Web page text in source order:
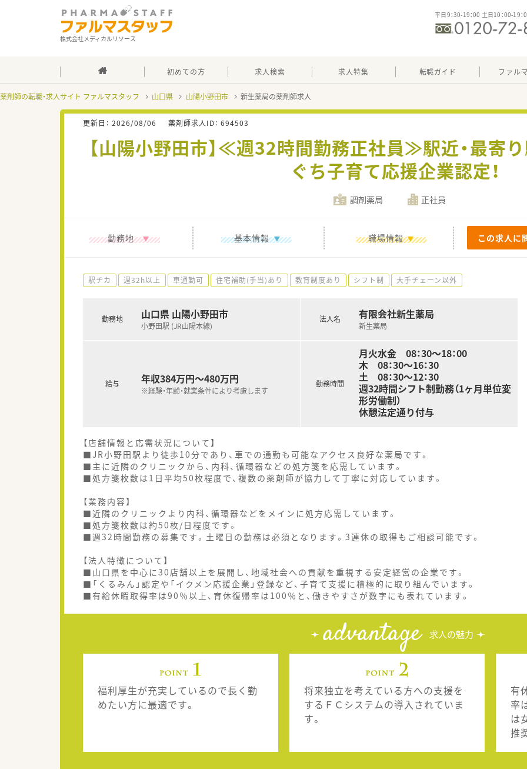
株式会社メディカルリソース
平日9：30-19：00 土日10：00-19：
初めての方 求人検索 求人特集 転職ガイド ファル
薬剤師の転職・求人サイト ファルマスタッフ 山口県 山陽小野田市 新生薬局の薬剤師求人
更新日： 2026/08/06 薬剤師求人ID： 694503
【山陽小野田市】≪週32時間勤務正社員≫駅近・最寄
ぐち子育て応援企業認定！
調剤薬局 正社員
勤務地 基本情報 職場情報 この求人に
駅チカ 週32h以上 車通勤可 住宅補助(手当)あり 教育制度あり シフト制 大手チェーン以外
勤務地 山口県 山陽小野田市
小野田駅 (JR山陽本線)
給与 年収384万円～480万円
※経験・年齢・就業条件により考慮します
法人名 有限会社新生薬局
新生薬局
勤務時間
月火水金 08：30～18：00
木 08：30～16：30
土 08：30～12：30
週32時間シフト制勤務（1ヶ月単位変
形労働制）
休憩法定通り付与
【店舗情報と応需状況について】
■JR小野田駅より徒歩10分であり、車での通勤も可能なアクセス良好な薬局です。
■主に近隣のクリニックから、内科、循環器などの処方箋を応需しています。
■処方箋枚数は1日平均50枚程度で、複数の薬剤師が協力して丁寧に対応しています。
【業務内容】
■近隣のクリニックより内科、循環器などをメインに処方応需しています。
■処方箋枚数は約50枚/日程度です。
■週32時間勤務の募集です。土曜日の勤務は必須となります。3連休の取得もご相談可能です。
【法人特徴について】
■山口県を中心に30店舗以上を展開し、地域社会への貢献を重視する安定経営の企業です。
■「くるみん」認定や「イクメン応援企業」登録など、子育て支援に積極的に取り組んでいます。
■有給休暇取得率は90％以上、育休復帰率は100％と、働きやすさが数字にも表れています。
advantage 求人の魅力
福利厚生が充実しているので長く勤
めたい方に最適です。
将来独立を考えている方への支援を
するＦＣシステムの導入されていま
す。
有
率
は
推